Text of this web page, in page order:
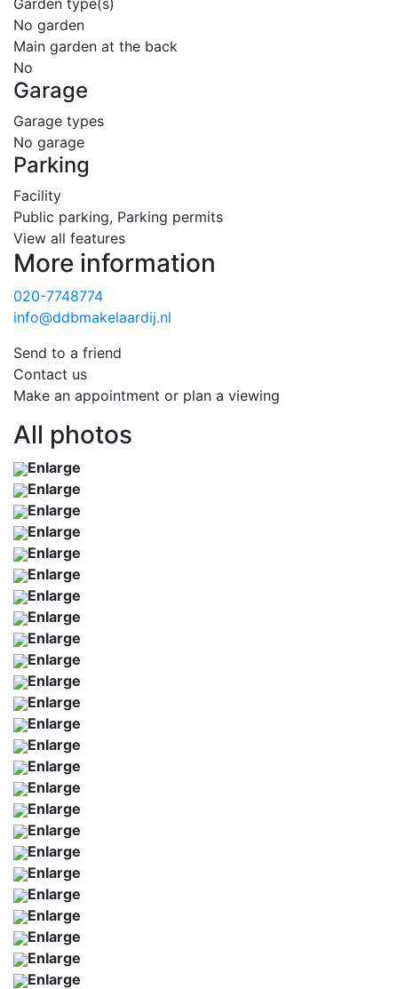
Garden type(s)
No garden
Main garden at the back
No
Garage
Garage types
No garage
Parking
Facility
Public parking, Parking permits
View all features
More information
020-7748774
info@ddbmakelaardij.nl
Send to a friend
Contact us
Make an appointment or plan a viewing
All photos
Enlarge
Enlarge
Enlarge
Enlarge
Enlarge
Enlarge
Enlarge
Enlarge
Enlarge
Enlarge
Enlarge
Enlarge
Enlarge
Enlarge
Enlarge
Enlarge
Enlarge
Enlarge
Enlarge
Enlarge
Enlarge
Enlarge
Enlarge
Enlarge
Enlarge